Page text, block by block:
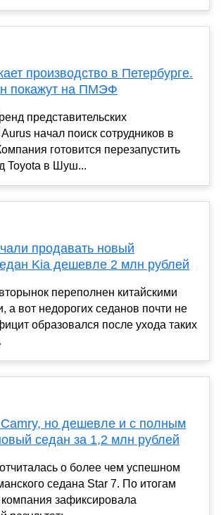
производство в Петербурге.
покажут на ПМЭФ
представительских
начал поиск сотрудников в
готовится перезапустить
Toyota в Шуш...
продавать новый
Kia дешевле 2 млн рублей
переполнен китайскими
а вот недорогих седанов почти не
образовался после ухода таких
но дешевле и с полным
седан за 1,2 млн рублей
о более чем успешном
седана Star 7. По итогам
зафиксировала